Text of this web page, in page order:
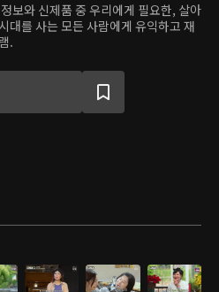
보와 신제품 중 우리에게 필요한, 살아
대를 사는 모든 사람에게 유익하고 재
.